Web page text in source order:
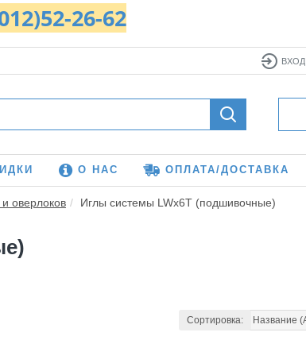
26-62
ВХОД
О НАС ОПЛАТА/ДОСТАВКА
Иглы системы LWx6T (подшивочные)
Сортировка: